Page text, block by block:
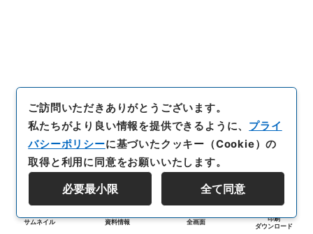
サムネイル 資料情報 全画面
印刷
ダウンロード
ご訪問いただきありがとうございます。
私たちがより良い情報を提供できるように、 プライ
バシーポリシーに基づいたクッキー（Cookie）の
取得と利用に同意をお願いいたします。
必要最小限 全て同意